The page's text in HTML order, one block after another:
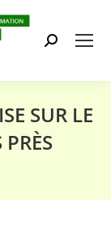
Search:
SUR LE